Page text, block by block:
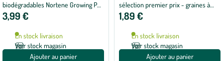
biodégradables Nortene Growing Pot
x 24 - Ø 6 cm
3,99 €
En stock livraison
Voir stock magasin
Ajouter au panier
sélection premier prix - graines à
semer
1,89 €
En stock livraison
Voir stock magasin
Ajouter au panier